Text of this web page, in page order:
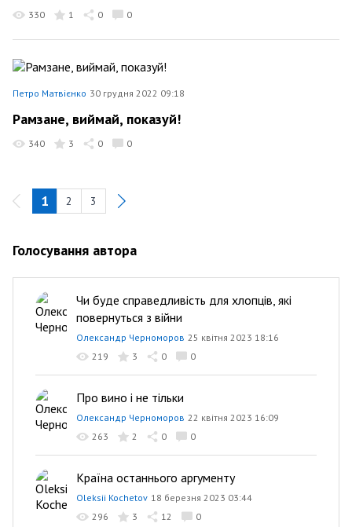
330 1 0 0
Петро Матвієнко 30 грудня 2022 09:18
Рамзане, виймай, показуй!
340 3 0 0
1 2 3
Голосування автора
Чи буде справедливість для хлопців, які
повернуться з війни
Олександр Черноморов 25 квітня 2023 18:16
219
3 0 0
Про вино і не тільки
Олександр Черноморов 22 квітня 2023 16:09
263
2 0 0
Країна останнього аргументу
Oleksii Kochetov 18 березня 2023 03:44
296
3 12 0